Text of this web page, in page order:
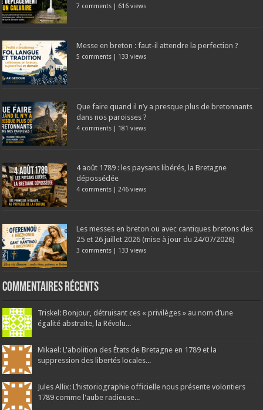
7 comments | 616 views
Messe en breton : faut-il attendre la perfection ?
5 comments | 133 views
Que faire quand il n’y a presque plus de bretonnants
dans nos paroisses ?
4 comments | 181 views
4 août 1789 : les paysans libérés, la Bretagne
dépossédée
4 comments | 246 views
Les messes en breton ou avec cantiques bretons des
25 et 26 juillet 2026 (mise à jour du 24/07/2026)
3 comments | 133 views
Commentaires récents
Triskel: Bonjour, détruisant ces « privilèges » au nom d’une
égalité abstraite, la Révolu...
Mikael: L'abolition des États de Bretagne en 1789 et la
suppression des libertés locales...
Jules Allix: L’historiographie officielle nous présente volontiers
1789 comme l'aube radieuse...